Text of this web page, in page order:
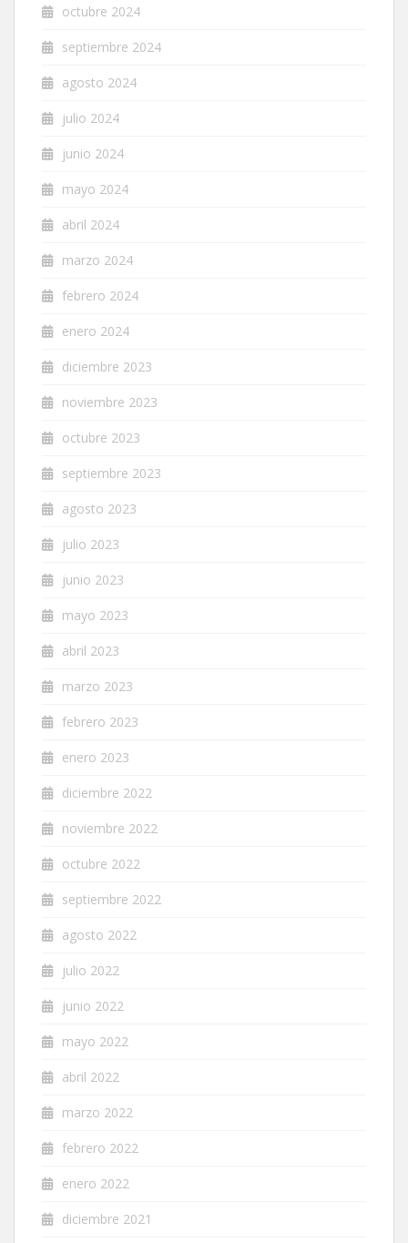
octubre 2024
septiembre 2024
agosto 2024
julio 2024
junio 2024
mayo 2024
abril 2024
marzo 2024
febrero 2024
enero 2024
diciembre 2023
noviembre 2023
octubre 2023
septiembre 2023
agosto 2023
julio 2023
junio 2023
mayo 2023
abril 2023
marzo 2023
febrero 2023
enero 2023
diciembre 2022
noviembre 2022
octubre 2022
septiembre 2022
agosto 2022
julio 2022
junio 2022
mayo 2022
abril 2022
marzo 2022
febrero 2022
enero 2022
diciembre 2021